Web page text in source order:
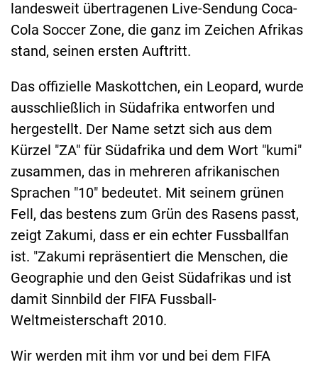
landesweit übertragenen Live-Sendung Coca-
Cola Soccer Zone, die ganz im Zeichen Afrikas
stand, seinen ersten Auftritt.
Das offizielle Maskottchen, ein Leopard, wurde
ausschließlich in Südafrika entworfen und
hergestellt. Der Name setzt sich aus dem
Kürzel "ZA" für Südafrika und dem Wort "kumi"
zusammen, das in mehreren afrikanischen
Sprachen "10" bedeutet. Mit seinem grünen
Fell, das bestens zum Grün des Rasens passt,
zeigt Zakumi, dass er ein echter Fussballfan
ist. "Zakumi repräsentiert die Menschen, die
Geographie und den Geist Südafrikas und ist
damit Sinnbild der FIFA Fussball-
Weltmeisterschaft 2010.
Wir werden mit ihm vor und bei dem FIFA